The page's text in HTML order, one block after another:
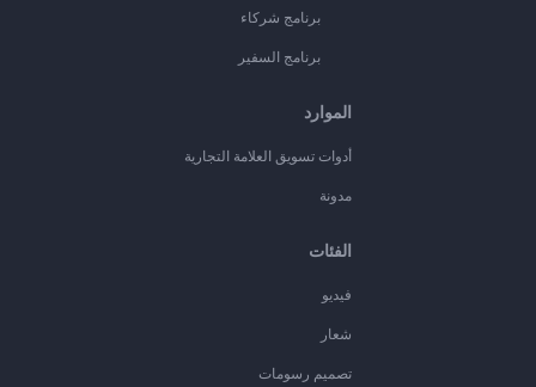
برنامج شركاء
برنامج السفير
الموارد
أدوات تسويق العلامة التجارية
مدونة
الفئات
فيديو
شعار
تصميم رسومات